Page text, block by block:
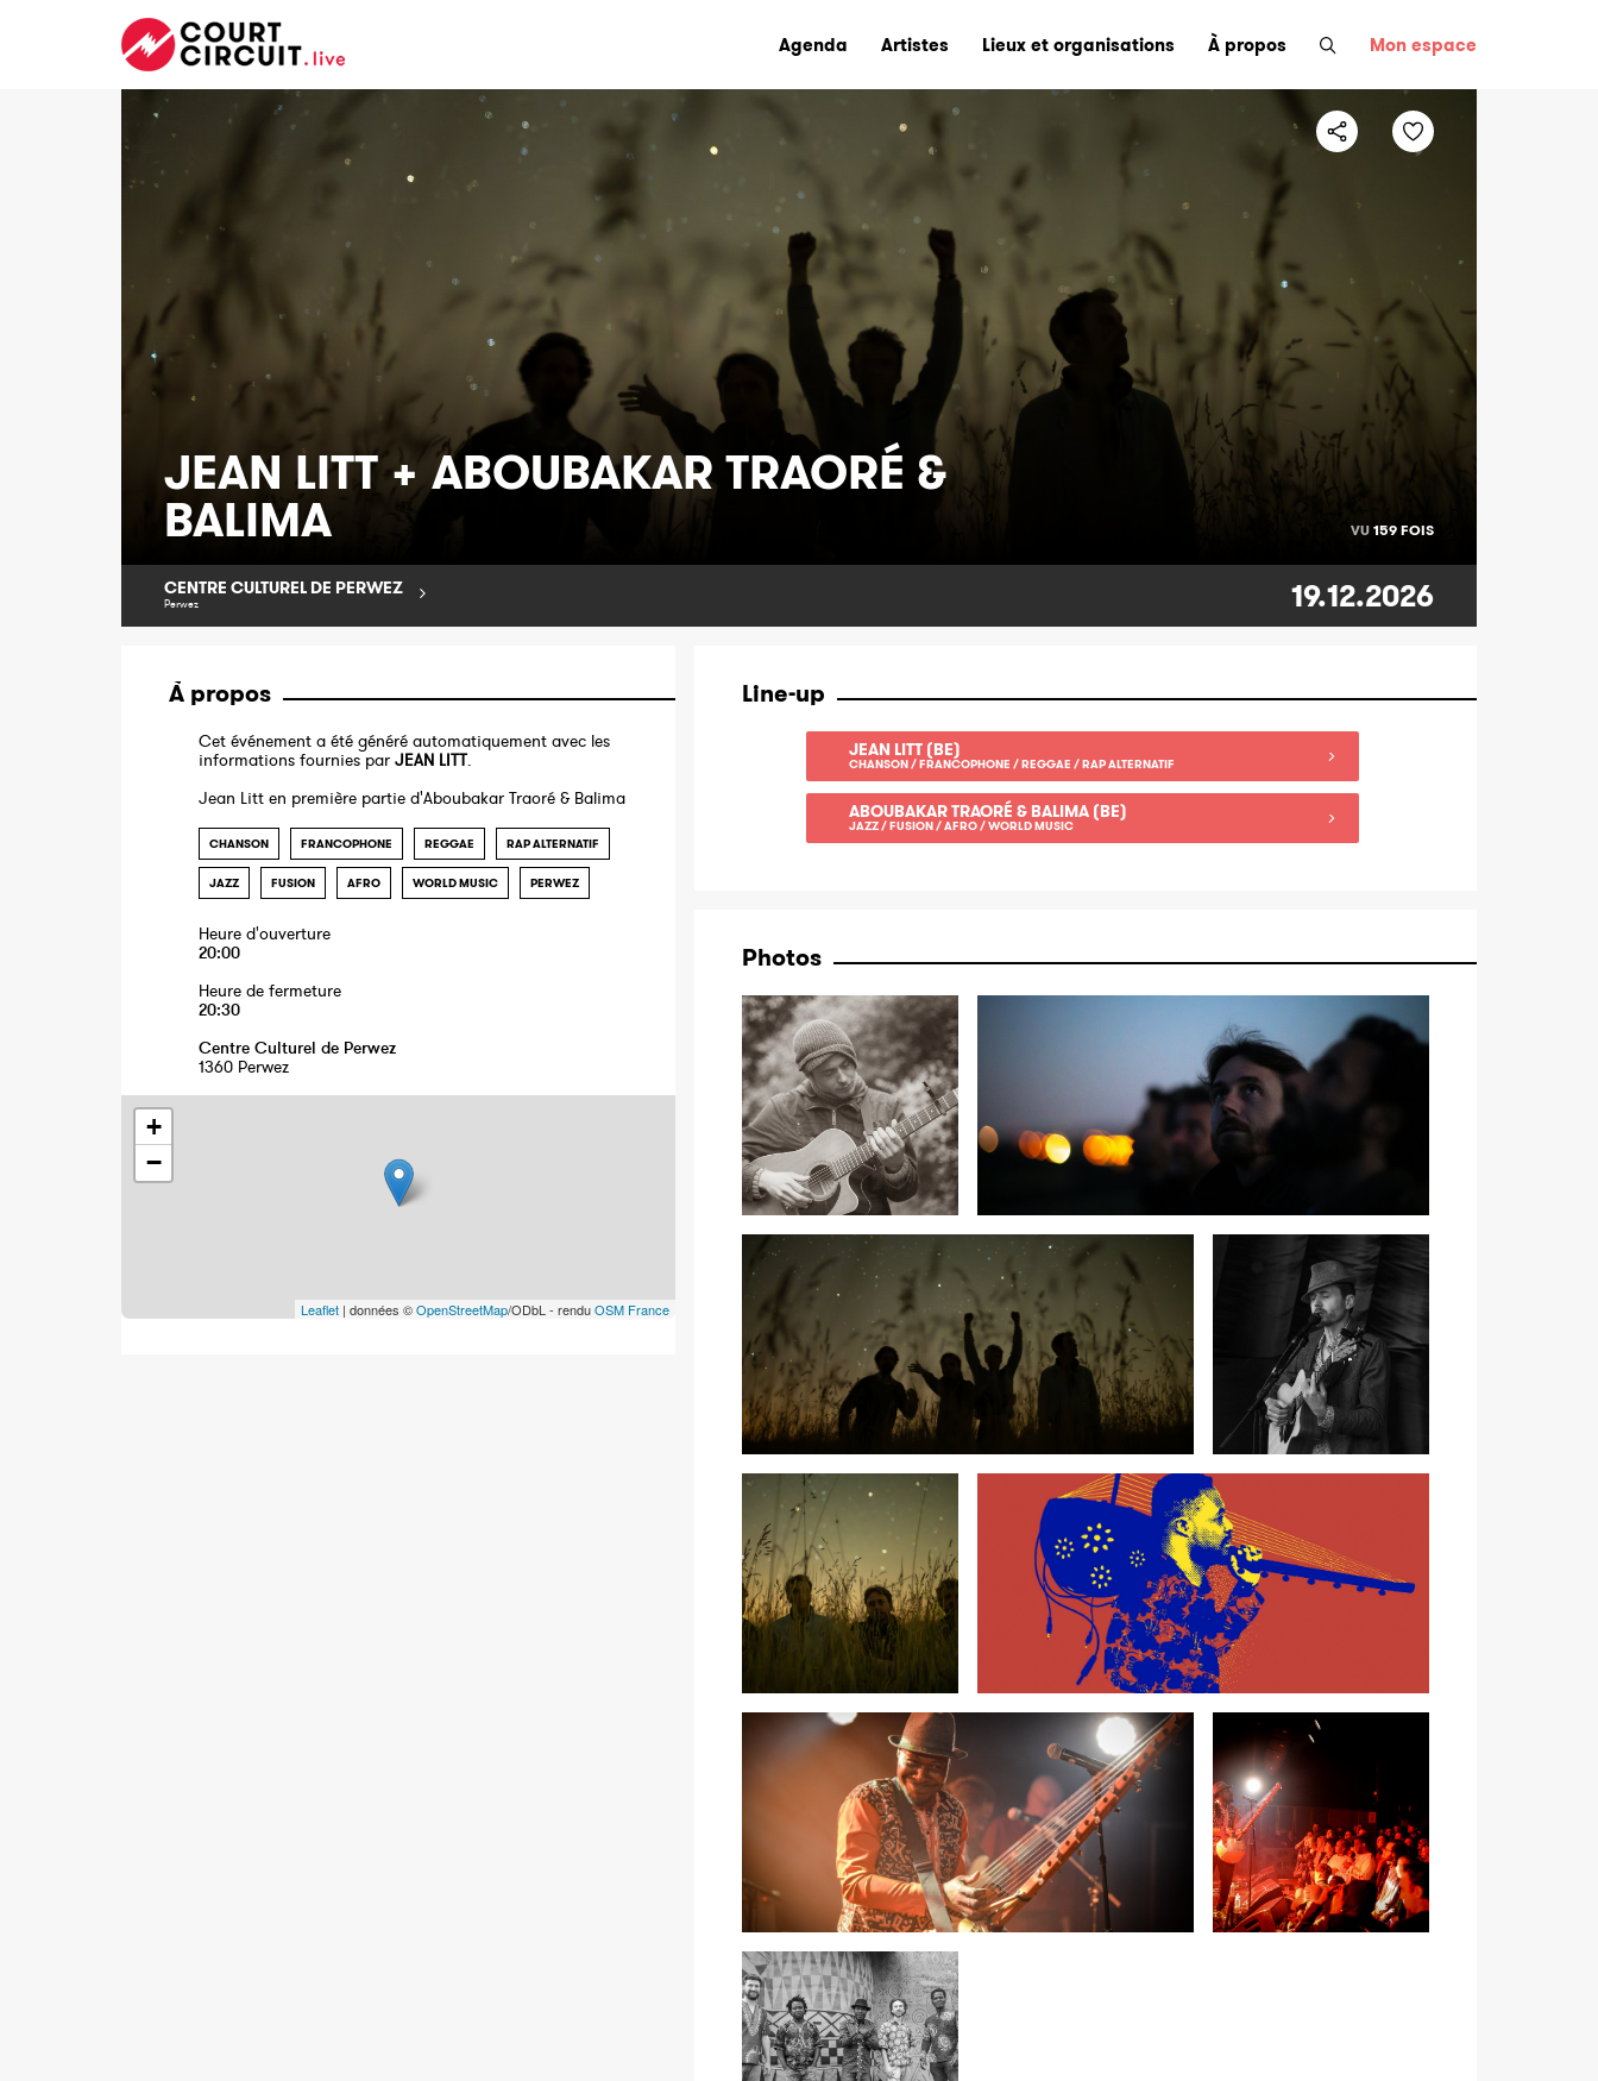
Agenda Artistes Lieux et organisations À propos Mon espace
JEAN LITT + ABOUBAKAR TRAORÉ &
BALIMA VU 159 FOIS
CENTRE CULTUREL DE PERWEZ
Perwez 19.12.2026
À propos
Cet événement a été généré automatiquement avec les
informations fournies par JEAN LITT.
Jean Litt en première partie d'Aboubakar Traoré & Balima
CHANSON FRANCOPHONE REGGAE RAP ALTERNATIF
JAZZ FUSION AFRO WORLD MUSIC PERWEZ
Heure d'ouverture
20:00
Heure de fermeture
20:30
Centre Culturel de Perwez
1360 Perwez
+
−
Leaflet| données ©OpenStreetMap/ODbL - renduOSM France
Line-up
JEAN LITT (BE)
CHANSON / FRANCOPHONE / REGGAE / RAP ALTERNATIF
ABOUBAKAR TRAORÉ & BALIMA (BE)
JAZZ / FUSION / AFRO / WORLD MUSIC
Photos